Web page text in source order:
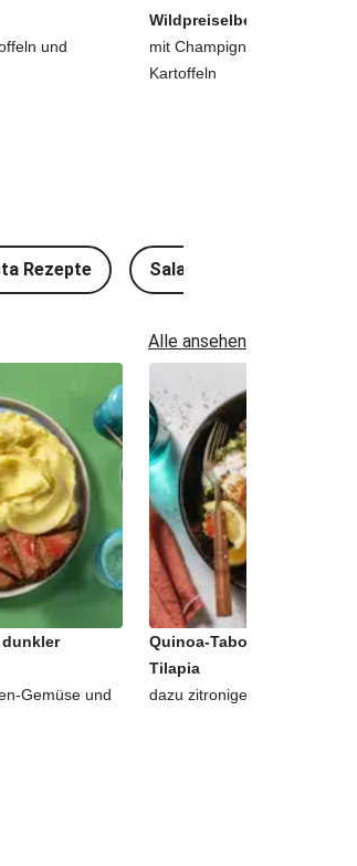
und
Wildpreiselbeer-Soße
mit Champignons und roten
Kartoffeln
Rezepte Salat Rezepte
Alle ansehen
Gemüse und
Quinoa-Tabouleh mit
Tilapia
dazu zitroniger Buttermilch-